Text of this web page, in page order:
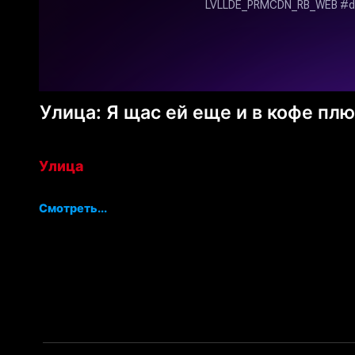
Улица: Я щас ей еще и в кофе
Улица
Смотреть...